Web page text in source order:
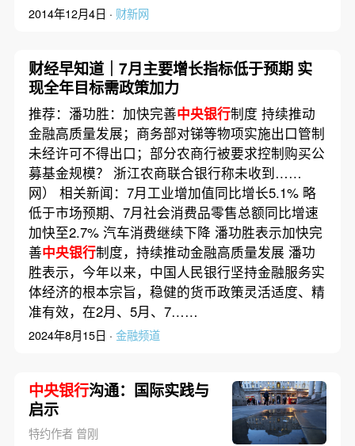
2014年12月4日 · 财新网
财经早知道｜7月主要增长指标低于预期 实
现全年目标需政策加力
推荐：潘功胜：加快完善中央银行制度 持续推动
金融高质量发展；商务部对锑等物项实施出口管制
未经许可不得出口；部分农商行被要求控制购买公
募基金规模？ 浙江农商联合银行称未收到……
网） 相关新闻：7月工业增加值同比增长5.1% 略
低于市场预期、7月社会消费品零售总额同比增速
加快至2.7% 汽车消费继续下降 潘功胜表示加快完
善中央银行制度，持续推动金融高质量发展 潘功
胜表示，今年以来，中国人民银行坚持金融服务实
体经济的根本宗旨，稳健的货币政策灵活适度、精
准有效，在2月、5月、7……
2024年8月15日 · 金融频道
中央银行沟通：国际实践与
启示
特约作者 曾刚